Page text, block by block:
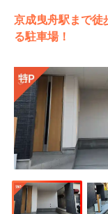
京成曳舟駅まで徒
る駐車場！